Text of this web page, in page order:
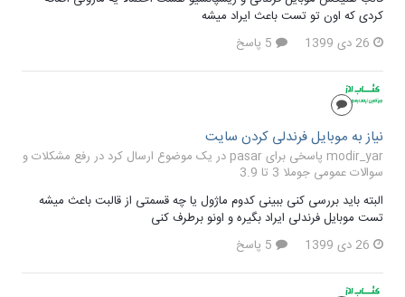
کردی که اون تو تست باعث ایراد میشه
26 دی 1399
نیاز به موبایل فرندلی کردن سایت
modir_yar پاسخی برای pasar در یک موضوع ارسال کرد در
رفع مشکلات و
سوالات عمومی جوملا 3 تا 3.9
البته باید بررسی کنی ببینی کدوم ماژول یا چه قسمتی از قالبت باعث میشه
تست موبایل فرندلی ایراد بگیره و اونو برطرف کنی
26 دی 1399